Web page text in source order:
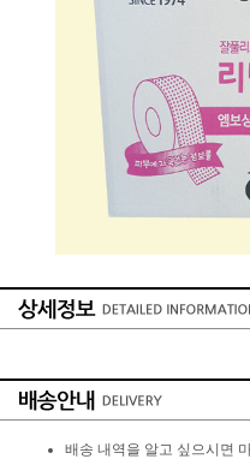
배송 내역을 알고 싶으시면